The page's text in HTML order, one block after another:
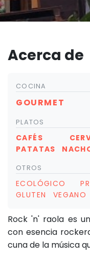
Acerca de
COCINA
GOURMET
PLATOS
CAFÉS
PATATAS
OTROS
ECOLÓGICO
GLUTEN
VEGANO
Rock 'n' raola es
con esencia
cuna de la música